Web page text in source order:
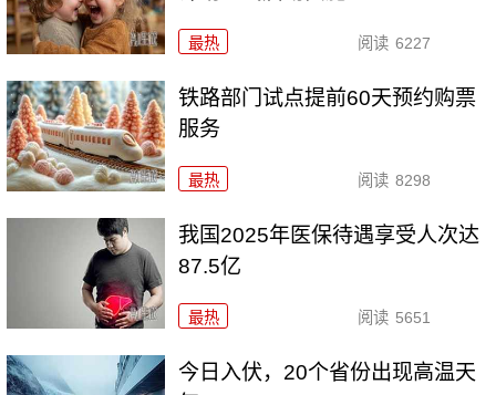
最热 阅读 6227
铁路部门试点提前60天预约购票
服务
最热 阅读 8298
我国2025年医保待遇享受人次达
87.5亿
最热 阅读 5651
今日入伏，20个省份出现高温天